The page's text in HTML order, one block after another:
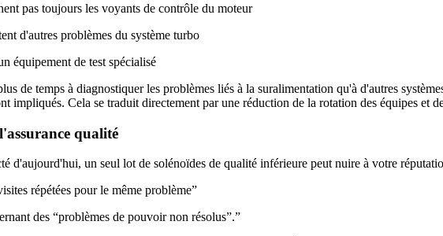
pas toujours les voyants de contrôle du moteur
d'autres problèmes du système turbo
équipement de test spécialisé
de temps à diagnostiquer les problèmes liés à la suralimentation qu'à d'autres
impliqués. Cela se traduit directement par une réduction de la rotation des équipes et
qualité
d'aujourd'hui, un seul lot de solénoïdes de qualité inférieure peut nuire à votre
répétées pour le même problème”
des “problèmes de pouvoir non résolus”.”